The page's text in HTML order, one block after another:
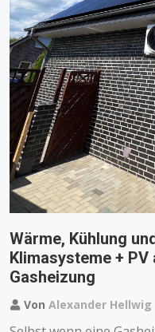
Wärme, Kühlung
Klimasysteme +
Gasheizung
Von Alexander Hellwig